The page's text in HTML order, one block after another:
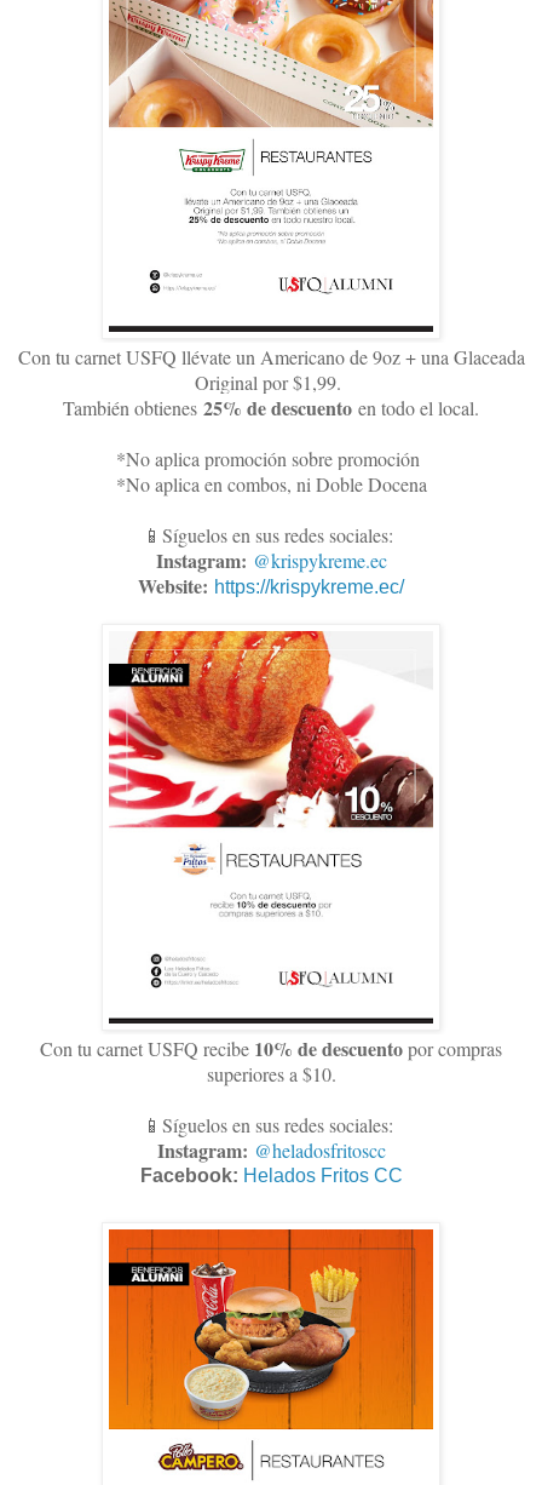
Con tu carnet USFQ llévate un Americano de 9oz + una Glaceada
Original por $1,99.
También obtienes 25% de descuento en todo el local.
*No aplica promoción sobre promoción
*No aplica en combos, ni Doble Docena
📱Síguelos en sus redes sociales:
Instagram: @krispykreme.ec
Website: https://krispykreme.ec/
Con tu carnet USFQ recibe 10% de descuentopor compras
superiores a $10.
📱Síguelos en sus redes sociales:
Instagram: @heladosfritoscc
Facebook: Helados Fritos CC